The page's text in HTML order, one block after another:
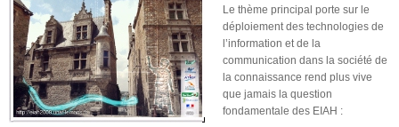
Le thème principal porte sur le
déploiement des technologies de
l’information et de la
communication dans la société de
la connaissance rend plus vive
que jamais la question
fondamentale des EIAH :